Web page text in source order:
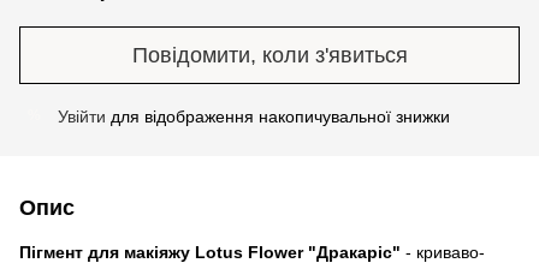
Повідомити, коли з'явиться
Увійти для відображення накопичувальної знижки
Опис
Пігмент для макіяжу Lotus Flower "Дракаріс" - криваво-